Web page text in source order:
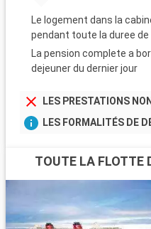
Le logement dans la
pendant toute la duree de
La pension complete a
dejeuner du dernier jour
LES PRESTATIONS
LES FORMALITÉS DE
TOUTE LA FLOTTE